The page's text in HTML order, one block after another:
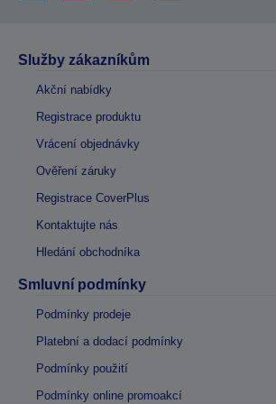
Služby zákazníkům
Akční nabídky
Registrace produktu
Vrácení objednávky
Ověření záruky
Registrace CoverPlus
Kontaktujte nás
Hledání obchodníka
Smluvní podmínky
Podmínky prodeje
Platební a dodací podmínky
Podmínky použití
Podmínky online promoakcí